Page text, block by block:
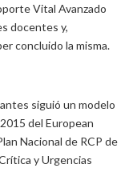
Vital Avanzado
docentes y,
concluido la misma.
siguió un modelo
del European
Nacional de RCP de
y Urgencias